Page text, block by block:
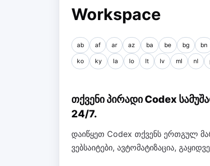
Workspace
ab af ar az ba be bg bn
ko ky la lo lt lv ml nl
თქვენი პირადი Codex
24/7.
დაიწყეთ Codex თქვენს ერთგულ
ვებსაიტები, ავტომატიზაცია,